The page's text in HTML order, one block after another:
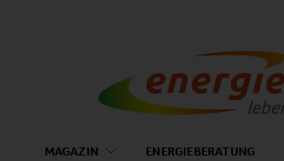
MAGAZIN ENERGIEBERATUNG